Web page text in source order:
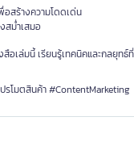
อสร้างความโดดเด่น
สม่ำเสมอ
เล่มนี้ เรียนรู้เทคนิคและกลยุท
โมตสินค้า #ContentMarketing